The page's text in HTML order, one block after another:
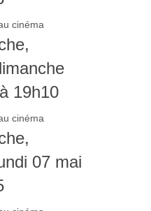
19h10
07 mai